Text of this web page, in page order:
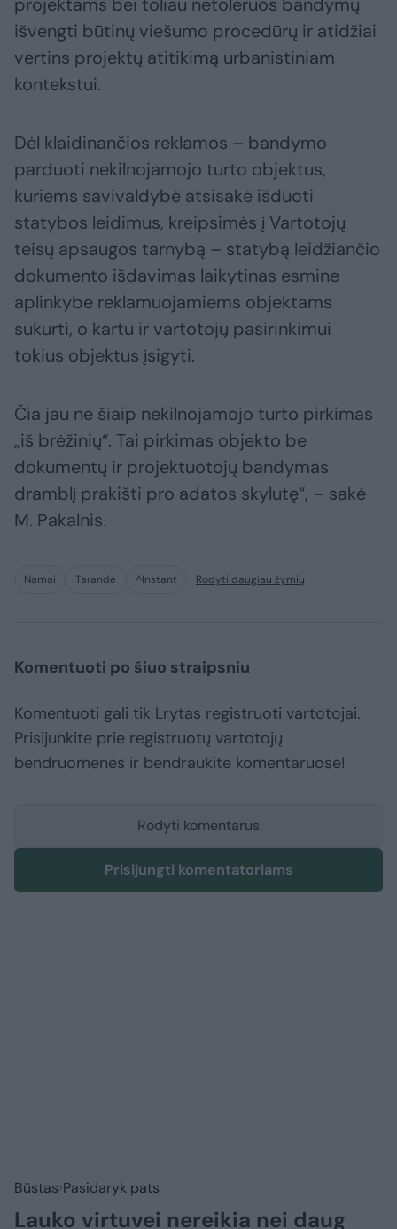
išvengti būtinų viešumo procedūrų ir atidžiai
vertins projektų atitikimą urbanistiniam
kontekstui.
Dėl klaidinančios reklamos – bandymo
parduoti nekilnojamojo turto objektus,
kuriems savivaldybė atsisakė išduoti
statybos leidimus, kreipsimės į Vartotojų
teisų apsaugos tarnybą – statybą leidžiančio
dokumento išdavimas laikytinas esmine
aplinkybe reklamuojamiems objektams
sukurti, o kartu ir vartotojų pasirinkimui
tokius objektus įsigyti.
Čia jau ne šiaip nekilnojamojo turto pirkimas
„iš brėžinių“. Tai pirkimas objekto be
dokumentų ir projektuotojų bandymas
dramblį prakišti pro adatos skylutę“, – sakė
M. Pakalnis.
Namai Tarandė ^Instant Rodyti daugiau žymių
Komentuoti po šiuo straipsniu
Komentuoti gali tik Lrytas registruoti vartotojai.
Prisijunkite prie registruotų vartotojų
bendruomenės ir bendraukite komentaruose!
Rodyti komentarus
Prisijungti komentatoriams
Būstas Pasidaryk pats
Lauko virtuvei nereikia nei daug